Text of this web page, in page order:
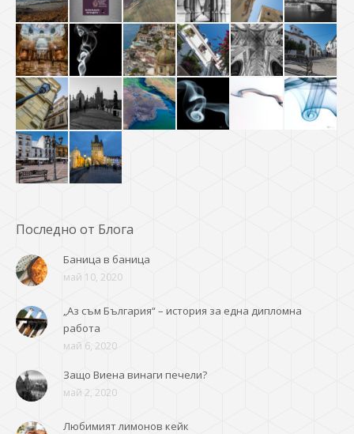
Последно от Блога
Баница в баница
май 10, 2020
„Аз съм България“ – история за една дипломна
работа
май 6, 2020
Защо Виена винаги печели?
май 2, 2020
Любимият лимонов кейк